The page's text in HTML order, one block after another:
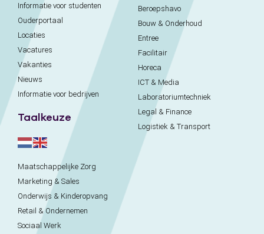
Informatie voor studenten
Ouderportaal
Locaties
Vacatures
Vakanties
Nieuws
Informatie voor bedrijven
Taalkeuze
Beroepshavo
Bouw & Onderhoud
Entree
Facilitair
Horeca
ICT & Media
Laboratoriumtechniek
Legal & Finance
Logistiek & Transport
Maatschappelijke Zorg
Marketing & Sales
Onderwijs & Kinderopvang
Retail & Ondernemen
Sociaal Werk